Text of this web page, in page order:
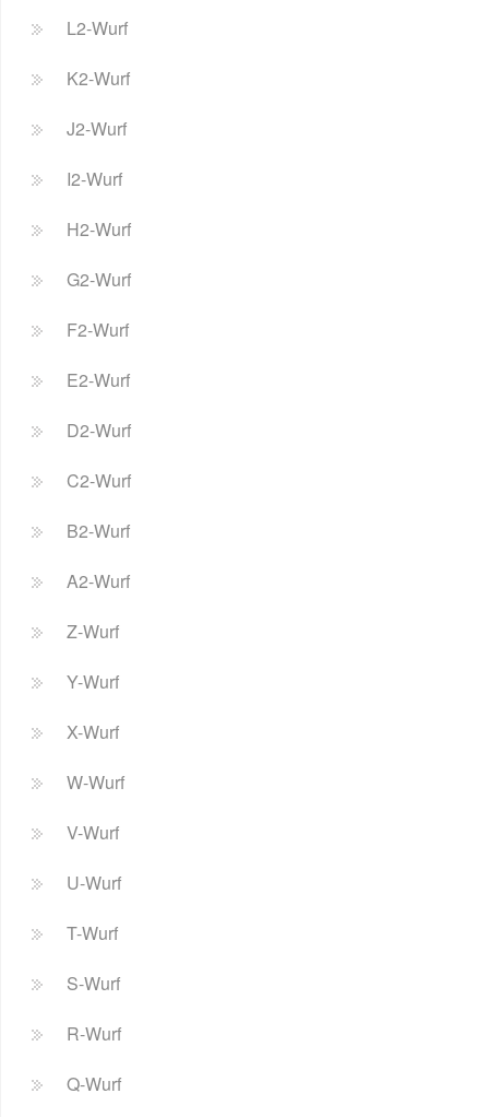
L2-Wurf
K2-Wurf
J2-Wurf
I2-Wurf
H2-Wurf
G2-Wurf
F2-Wurf
E2-Wurf
D2-Wurf
C2-Wurf
B2-Wurf
A2-Wurf
Z-Wurf
Y-Wurf
X-Wurf
W-Wurf
V-Wurf
U-Wurf
T-Wurf
S-Wurf
R-Wurf
Q-Wurf